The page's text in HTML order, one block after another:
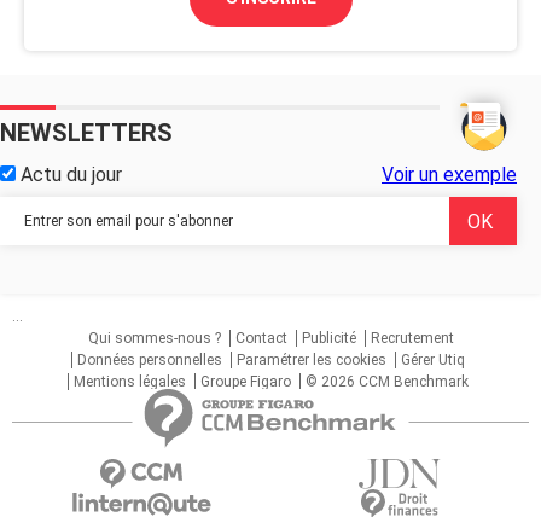
NEWSLETTERS
Actu du jour Voir un exemple
...
Qui sommes-nous ?
Contact Publicité
Recrutement
Données personnelles
Paramétrer les cookies
Gérer Utiq
Mentions légales
Groupe Figaro © 2026 CCM Benchmark